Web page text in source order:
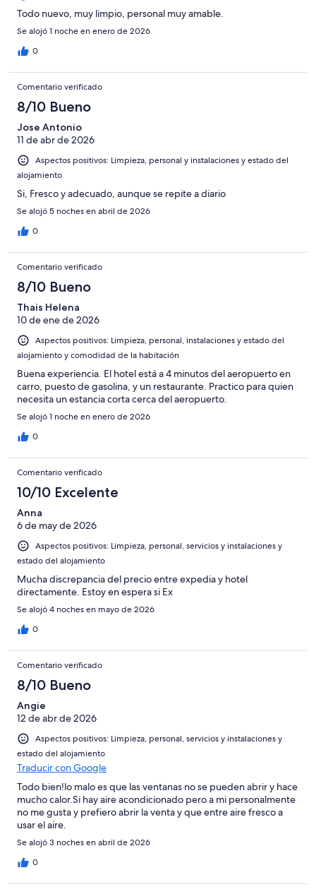
Todo nuevo, muy limpio, personal muy amable.
Se alojó 1 noche en enero de 2026
0
Comentario verificado
8/10 Bueno
Jose Antonio
11 de abr de 2026
Aspectos positivos: Limpieza, personal y instalaciones y estado del
alojamiento
Si, Fresco y adecuado, aunque se repite a diario
Se alojó 5 noches en abril de 2026
0
Comentario verificado
8/10 Bueno
Thais Helena
10 de ene de 2026
Aspectos positivos: Limpieza, personal, instalaciones y estado del
alojamiento y comodidad de la habitación
Buena experiencia. El hotel está a 4 minutos del aeropuerto en
carro, puesto de gasolina, y un restaurante. Practico para quien
necesita un estancia corta cerca del aeropuerto.
Se alojó 1 noche en enero de 2026
0
Comentario verificado
10/10 Excelente
Anna
6 de may de 2026
Aspectos positivos: Limpieza, personal, servicios y instalaciones y
estado del alojamiento
Mucha discrepancia del precio entre expedia y hotel
directamente. Estoy en espera si Ex
Se alojó 4 noches en mayo de 2026
0
Comentario verificado
8/10 Bueno
Angie
12 de abr de 2026
Aspectos positivos: Limpieza, personal, servicios y instalaciones y
estado del alojamiento
Traducir con Google
Todo bien!lo malo es que las ventanas no se pueden abrir y hace
mucho calor.Si hay aire acondicionado pero a mi personalmente
no me gusta y prefiero abrir la venta y que entre aire fresco a
usar el aire.
Se alojó 3 noches en abril de 2026
0